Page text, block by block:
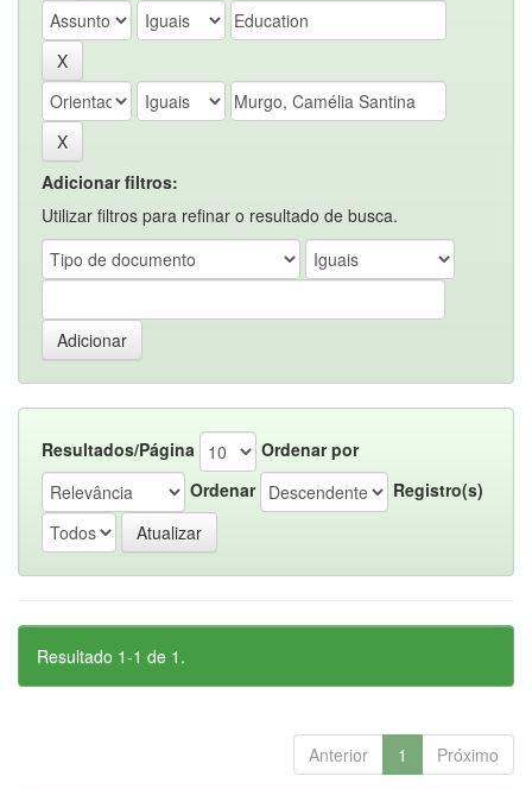
Adicionar filtros:
Utilizar filtros para refinar o resultado de busca.
Resultados/Página
Ordenar por
Ordenar
Registro(s)
Resultado 1-1 de 1.
Anterior 1 Próximo